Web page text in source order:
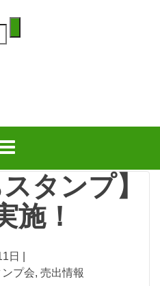
タンプ】
施！
日
プ会, 売出情報